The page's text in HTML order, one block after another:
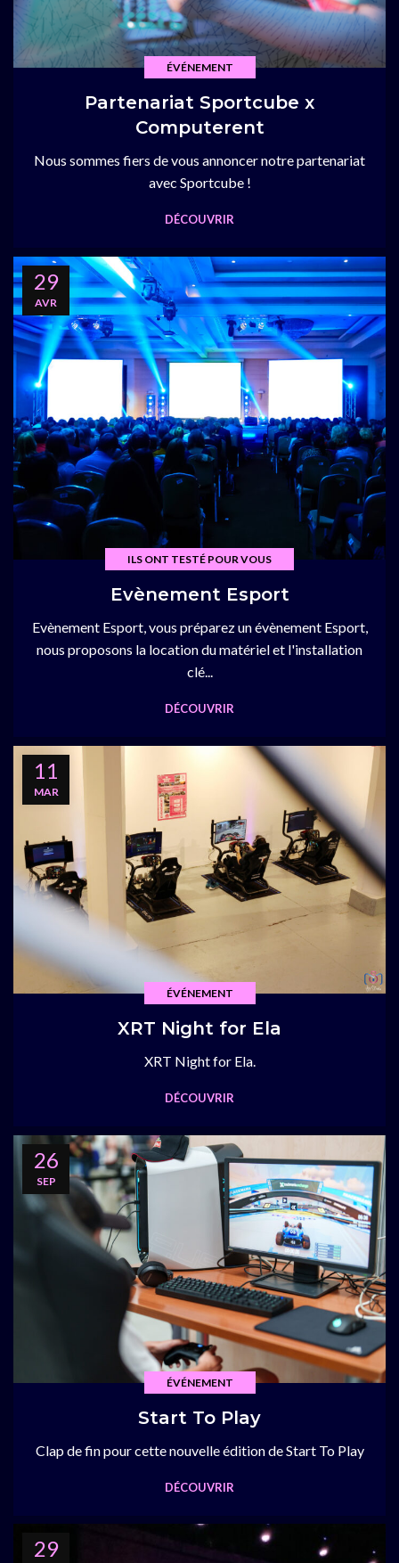
ÉVÉNEMENT
Partenariat Sportcube x
Computerent
Nous sommes fiers de vous annoncer notre partenariat
avec Sportcube !
DÉCOUVRIR
29
AVR
ILS ONT TESTÉ POUR VOUS
Evènement Esport
Evènement Esport, vous préparez un évènement Esport,
nous proposons la location du matériel et l'installation
clé...
DÉCOUVRIR
11
MAR
ÉVÉNEMENT
XRT Night for Ela
XRT Night for Ela.
DÉCOUVRIR
26
SEP
ÉVÉNEMENT
Start To Play
Clap de fin pour cette nouvelle édition de Start To Play
DÉCOUVRIR
29